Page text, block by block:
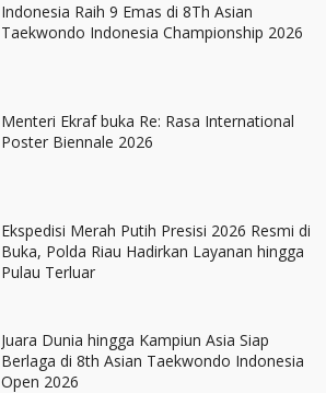
Indonesia Raih 9 Emas di 8Th Asian
Taekwondo Indonesia Championship 2026
Menteri Ekraf buka Re: Rasa International
Poster Biennale 2026
Ekspedisi Merah Putih Presisi 2026 Resmi di
Buka, Polda Riau Hadirkan Layanan hingga
Pulau Terluar
Juara Dunia hingga Kampiun Asia Siap
Berlaga di 8th Asian Taekwondo Indonesia
Open 2026